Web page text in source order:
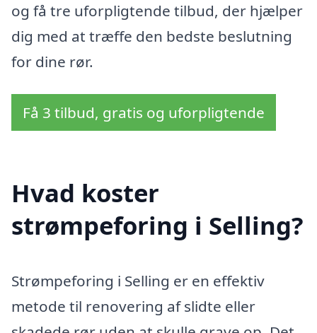
og få tre uforpligtende tilbud, der hjælper
dig med at træffe den bedste beslutning
for dine rør.
Få 3 tilbud, gratis og uforpligtende
Hvad koster
strømpeforing i Selling?
Strømpeforing i Selling er en effektiv
metode til renovering af slidte eller